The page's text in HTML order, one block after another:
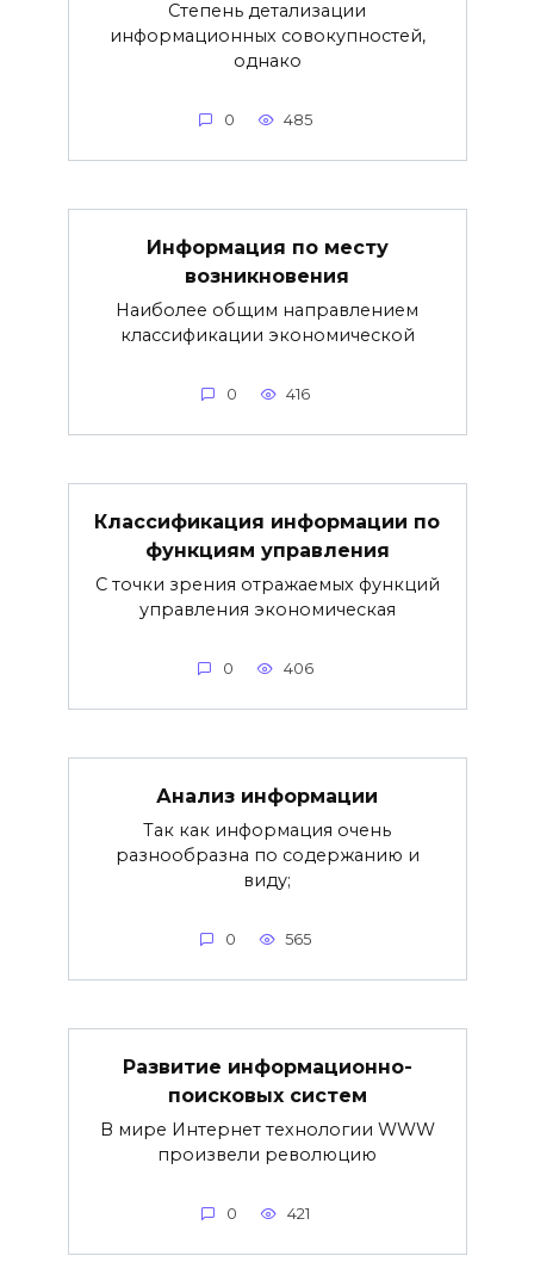
Степень детализации
информационных совокупностей,
однако
0 485
Информация по месту
возникновения
Наиболее общим направлением
классификации экономической
0 416
Классификация информации по
функциям управления
С точки зрения отражаемых функций
управления экономическая
0 406
Анализ информации
Так как информация очень
разнообразна по содержанию и
виду;
0 565
Развитие информационно-
поисковых систем
В мире Интернет технологии WWW
произвели революцию
0 421